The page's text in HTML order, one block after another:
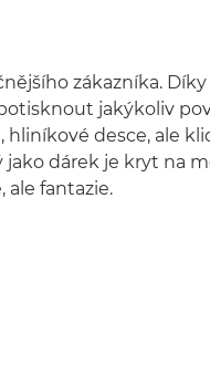
zákazníka.
jakýkoliv
hliníkové desce, ale
dárek je kryt na
fantazie.